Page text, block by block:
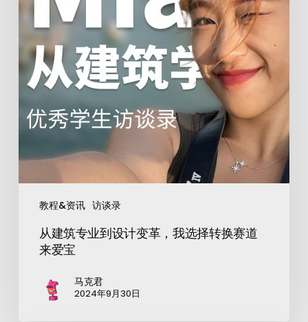
教程&资讯 访谈录
从建筑专业到设计变革，我选择转换赛道
来爱宝
马克君
2024年9月30日